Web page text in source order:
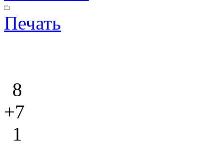
Печать
8
+7
1